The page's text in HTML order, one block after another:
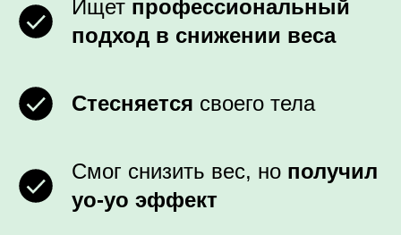
Ищет профессиональный
подход в снижении веса
Стесняется своего тела
Смог снизить вес, но получил
yo-yo эффект